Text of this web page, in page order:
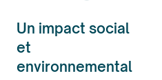
Un impact social
et
environnemental